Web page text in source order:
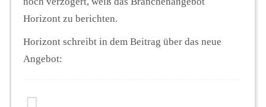
Horizont zu berichten.
Horizont schreibt in dem Beitrag über das neue
Angebot: